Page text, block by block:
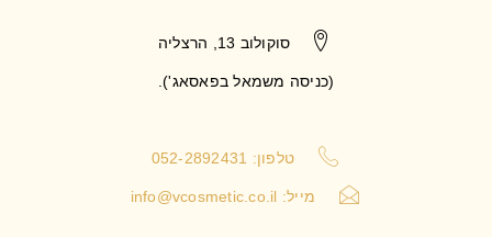
סוקולוב 13, הרצליה
(כניסה משמאל בפאסאג').
טלפון: 052-2892431
מייל:info@vcosmetic.co.il